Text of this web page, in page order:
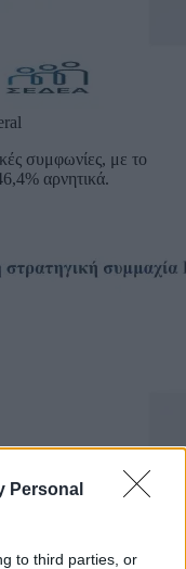
Personal
to third parties, or
συμφωνίες, με το
αρνητικά.